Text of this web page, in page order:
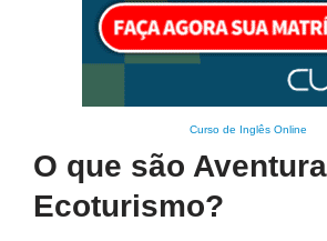
Curso de Inglês Online
O que são
Ecoturismo?